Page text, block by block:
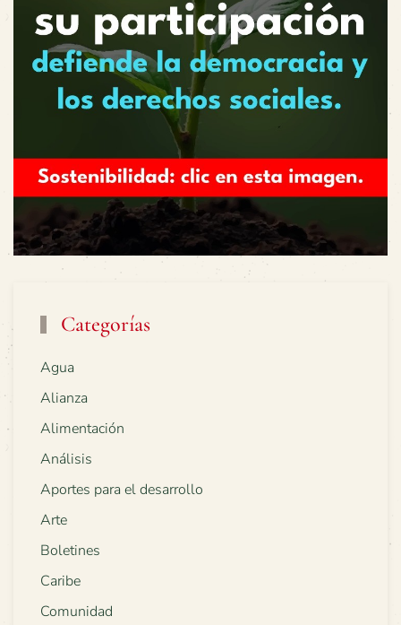
Categorías
Agua
Alianza
Alimentación
Análisis
Aportes para el desarrollo
Arte
Boletines
Caribe
Comunidad